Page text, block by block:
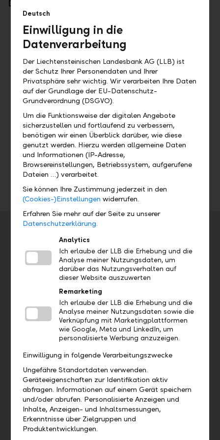
Development means
growth, finding new ways, solving problems
and always doing a good job.
staying on the ball, swimming against the
tide, surfing a wave, and being open and
inquisitive when it comes to new jobs.
taking care of yourself, maintaining
relationships, and challenging and
encouraging others so that everyone can
enjoy a healthy and meaningful working life.
"Development is the energy
that you invest in your life
and your career."
School-leavers
Your entry after school.
Learn more
Deutsch
Einwilligung in die
Datenverarbeitung
Der Liechtensteinischen Landesbank AG (LLB) ist
der Schutz Ihrer Personendaten und Ihrer
Privatsphäre sehr wichtig. Wir verarbeiten Ihre Daten
auf der Grundlage der EU-Datenschutz-
Grundverordnung (DSGVO).
Um die Funktionsweise der digitalen Angebote
sicherzustellen und fortlaufend zu verbessern,
benötigen wir einen Überblick darüber, wie diese
genutzt werden. Hierzu werden allgemeine Daten
und Informationen (IP-Adresse,
Browsereinstellungen, Betriebssystem, aufgerufene
Dateien …) verarbeitet.
Sie können Ihre Zustimmung jederzeit in den
(Cookies-)Einstellungen widerrufen.
Erfahren Sie mehr auf der Seite zu unserer
Datenschutzerklärung.
Analytics
Ich erlaube der LLB die Erhebung und die
Analyse meiner Nutzungsdaten, um
darüber das Nutzungsverhalten auf
dieser Website auszuwerten
Remarketing
Ich erlaube der LLB die Erhebung und die
Analyse meiner Nutzungsdaten sowie die
Verknüpfung mit Marketingplattformen
wie Google, Meta und LinkedIn, um
personalisierte Werbung anzuzeigen.
Einwilligung in folgende Verarbeitungszwecke
Ungefähre Standortdaten verwenden.
Geräteeigenschaften zur Identifikation aktiv
abfragen. Informationen auf einem Gerät speichern
und/oder abrufen. Personalisierte Anzeigen und
Inhalte, Anzeigen- und Inhaltsmessungen,
Erkenntnisse über Zielgruppen und
Produktentwicklungen.